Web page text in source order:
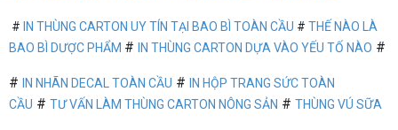
# IN THÙNG CARTON UY TÍN TẠI BAO BÌ TOÀN CẦU # THẾ NÀO LÀ
BAO BÌ DƯỢC PHẨM # IN THÙNG CARTON DỰA VÀO YẾU TỐ NÀO #
# IN NHÃN DECAL TOÀN CẦU #
IN HỘP TRANG SỨC TOÀN
CẦU # TƯ VẤN LÀM THÙNG CARTON NÔNG SẢN # THÙNG VÚ SỮA